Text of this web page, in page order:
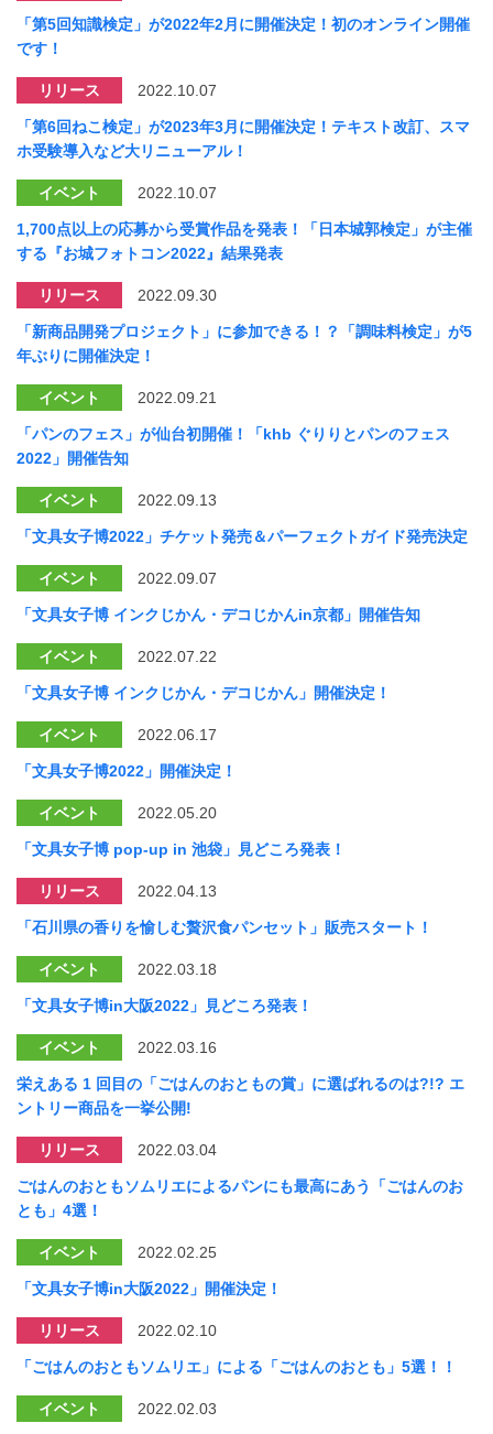
「第5回知識検定」が2022年2月に開催決定！初のオンライン開催
です！
リリース 2022.10.07
「第6回ねこ検定」が2023年3月に開催決定！テキスト改訂、スマ
ホ受験導入など大リニューアル！
イベント 2022.10.07
1,700点以上の応募から受賞作品を発表！「日本城郭検定」が主催
する『お城フォトコン2022』結果発表
リリース 2022.09.30
「新商品開発プロジェクト」に参加できる！？「調味料検定」が5
年ぶりに開催決定！
イベント 2022.09.21
「パンのフェス」が仙台初開催！「khb ぐりりとパンのフェス
2022」開催告知
イベント 2022.09.13
「文具女子博2022」チケット発売＆パーフェクトガイド発売決定
イベント 2022.09.07
「文具女子博 インクじかん・デコじかんin京都」開催告知
イベント 2022.07.22
「文具女子博 インクじかん・デコじかん」開催決定！
イベント 2022.06.17
「文具女子博2022」開催決定！
イベント 2022.05.20
「文具女子博 pop-up in 池袋」見どころ発表！
リリース 2022.04.13
「石川県の香りを愉しむ贅沢食パンセット」販売スタート！
イベント 2022.03.18
「文具女子博in大阪2022」見どころ発表！
イベント 2022.03.16
栄えある 1 回目の「ごはんのおともの賞」に選ばれるのは?!? エ
ントリー商品を一挙公開!
リリース 2022.03.04
ごはんのおともソムリエによるパンにも最高にあう「ごはんのお
とも」4選！
イベント 2022.02.25
「文具女子博in大阪2022」開催決定！
リリース 2022.02.10
「ごはんのおともソムリエ」による「ごはんのおとも」5選！！
イベント 2022.02.03